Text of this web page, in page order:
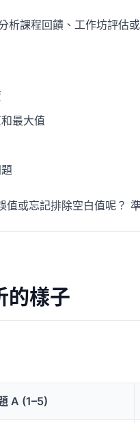
、預測與營收追蹤。
、交付與進度。
視與經營分析。
析、報表與清理的實用提示詞。
新使用者與團隊快速上手。
析課程回饋、工作坊評估
最大值
值或忘記排除空白值呢？
的樣子
A (1–5)